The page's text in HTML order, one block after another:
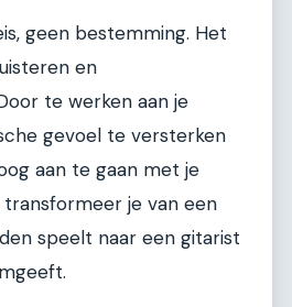
geen bestemming. Het
en
te werken aan je
gevoel te versterken
aan te gaan met je
je van een
speelt naar een gitarist